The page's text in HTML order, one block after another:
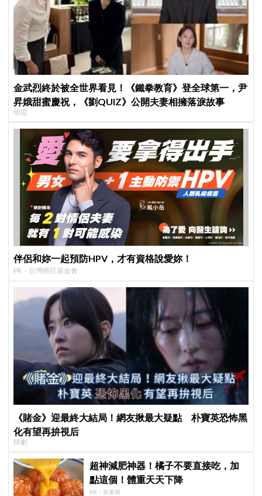
金武烈終於被全世界看見！《鐵拳教育》登全球第一，尹
昇娥甜蜜慶祝，《劉QUIZ》公開夫妻相擁落淚故事
明星
伴侶和妳一起預防HPV，才有資格說愛妳！
PR・台灣癌症基金會
《賭金》迎最終大結局！網友揪最大疑點 朴寶英恐怖黑
化有望再拚視后
韓劇
超神減肥神器！橘子不要直接吃，加
點這個！體重天天下降
PR・新素簡